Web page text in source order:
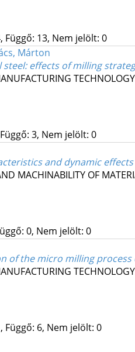
Függő: 13, Nem jelölt: 0
Márton
effects of milling
TECHNOLOGY
3, Nem jelölt: 0
and dynamic
MACHINABILITY OF
0, Nem jelölt: 0
of the micro milling
TECHNOLOGY
Függő: 6, Nem jelölt: 0